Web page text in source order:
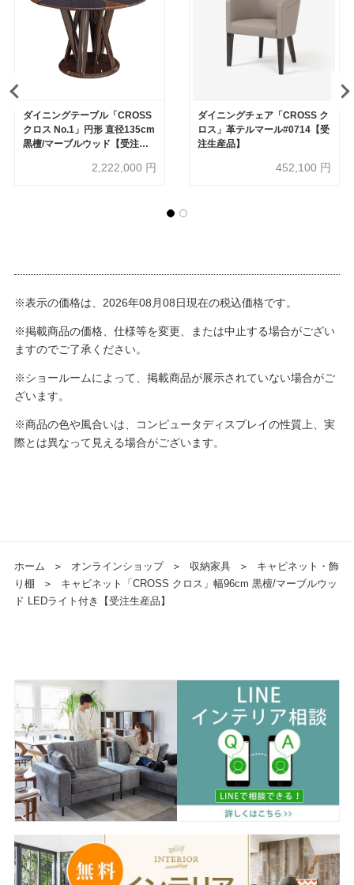
ダイニングテーブル「CROSS
クロス No.1」円形 直径135cm
黒檀/マーブルウッド【受注生
2,222,000 円
ダイニングチェア「CROSS ク
ロス」革テルマール#0714【受
注生産品】
452,100 円
※表示の価格は、2026年08月08日現在の税込価格です。
※掲載商品の価格、仕様等を変更、または中止する場合がござい
ますのでご了承ください。
※ショールームによって、掲載商品が展示されていない場合がご
ざいます。
※商品の色や風合いは、コンピュータディスプレイの性質上、実
際とは異なって見える場合がございます。
ホーム ＞ オンラインショップ ＞ 収納家具 ＞
キャビネット・飾
り棚
＞
キャビネット「CROSS クロス」幅96cm 黒檀/マーブルウッ
ド LEDライト付き【受注生産品】